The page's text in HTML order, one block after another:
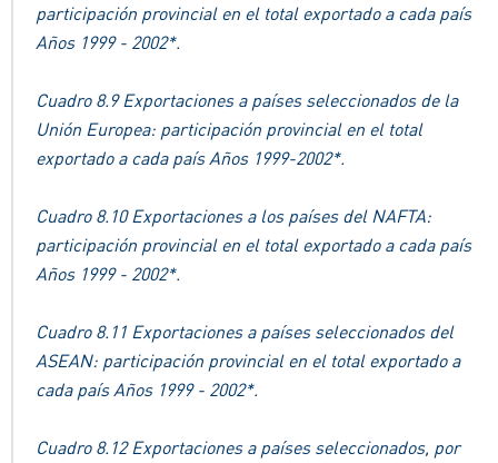
participación provincial en el total exportado a cada país
Años 1999 - 2002*.
Cuadro 8.9 Exportaciones a países seleccionados de la
Unión Europea: participación provincial en el total
exportado a cada país Años 1999-2002*.
Cuadro 8.10 Exportaciones a los países del NAFTA:
participación provincial en el total exportado a cada país
Años 1999 - 2002*.
Cuadro 8.11 Exportaciones a países seleccionados del
ASEAN: participación provincial en el total exportado a
cada país Años 1999 - 2002*.
Cuadro 8.12 Exportaciones a países seleccionados, por